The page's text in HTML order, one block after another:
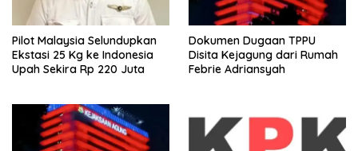
Pilot Malaysia Selundupkan
Ekstasi 25 Kg ke Indonesia
Upah Sekira Rp 220 Juta
Dokumen Dugaan TPPU
Disita Kejagung dari Rumah
Febrie Adriansyah